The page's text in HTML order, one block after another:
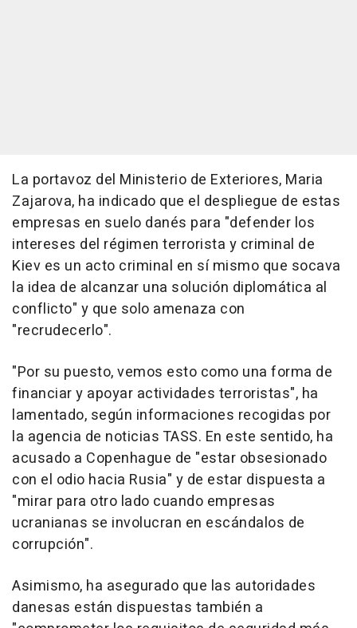
La portavoz del Ministerio de Exteriores, Maria
Zajarova, ha indicado que el despliegue de estas
empresas en suelo danés para "defender los
intereses del régimen terrorista y criminal de
Kiev es un acto criminal en sí mismo que socava
la idea de alcanzar una solución diplomática al
conflicto" y que solo amenaza con
"recrudecerlo".
"Por su puesto, vemos esto como una forma de
financiar y apoyar actividades terroristas", ha
lamentado, según informaciones recogidas por
la agencia de noticias TASS. En este sentido, ha
acusado a Copenhague de "estar obsesionado
con el odio hacia Rusia" y de estar dispuesta a
"mirar para otro lado cuando empresas
ucranianas se involucran en escándalos de
corrupción".
Asimismo, ha asegurado que las autoridades
danesas están dispuestas también a